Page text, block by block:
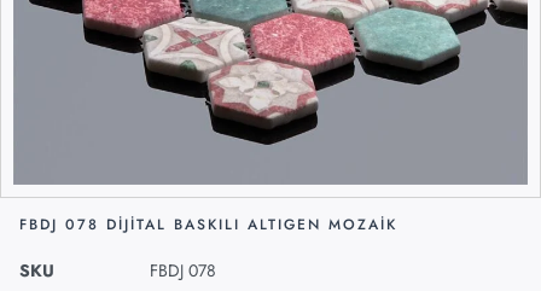
FBDJ 078 DIJITAL BASKILI ALTIGEN MOZAIK
SKU
FBDJ 078